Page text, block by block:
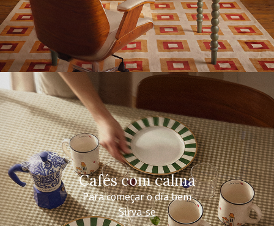
Cafés com calma
Para começar o dia bem
Sirva-se